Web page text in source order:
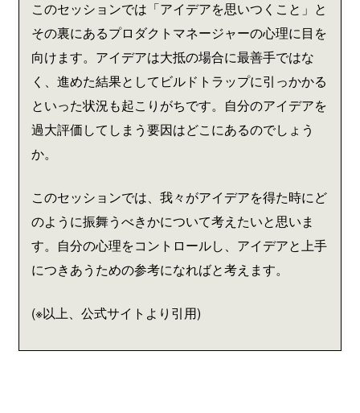
このセッションでは「アイデアを思いつくこと」と
その裏にあるプロダクトマネージャーの心理に目を
向けます。アイデアは大抵の場合に最善手ではな
く、進めた結果としてビルドトラップに引っかかる
といった状況も起こりがちです。自分のアイデアを
過大評価してしまう要因はどこにあるのでしょう
か。
このセッションでは、我々がアイデアを得た時にど
のように振舞うべきかについて考えたいと思いま
す。自分の心理をコントロールし、アイデアと上手
につきあうための参考になればと考えます。
(※以上、公式サイトより引用)